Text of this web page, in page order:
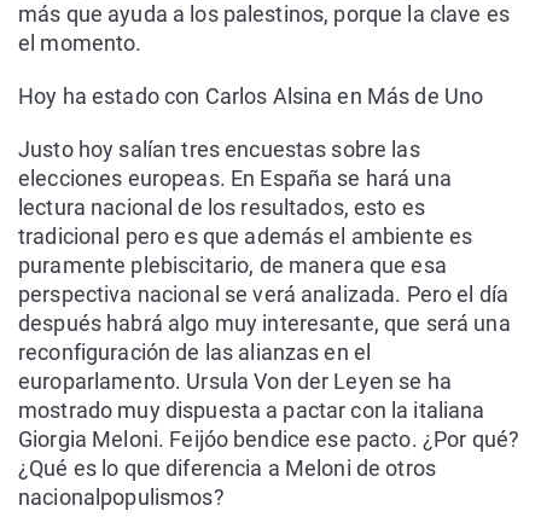
más que ayuda a los palestinos, porque la clave es
el momento.
Hoy ha estado con Carlos Alsina en Más de Uno
Justo hoy salían tres encuestas sobre las
elecciones europeas. En España se hará una
lectura nacional de los resultados, esto es
tradicional pero es que además el ambiente es
puramente plebiscitario, de manera que esa
perspectiva nacional se verá analizada. Pero el día
después habrá algo muy interesante, que será una
reconfiguración de las alianzas en el
europarlamento. Ursula Von der Leyen se ha
mostrado muy dispuesta a pactar con la italiana
Giorgia Meloni. Feijóo bendice ese pacto. ¿Por qué?
¿Qué es lo que diferencia a Meloni de otros
nacionalpopulismos?